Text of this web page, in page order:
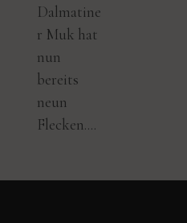
Dalmatine
r Muk hat
nun
bereits
neun
Flecken....